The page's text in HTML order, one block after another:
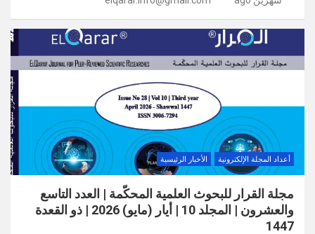
أعداد المجلة الإلكترونية الأخبار الرئيسية
مجلة القرار للبحوث العلمية المحكّمة | العدد التاسع
والعشرون | المجلد 10 | أيار (مايو) 2026 | ذو القعدة
1447